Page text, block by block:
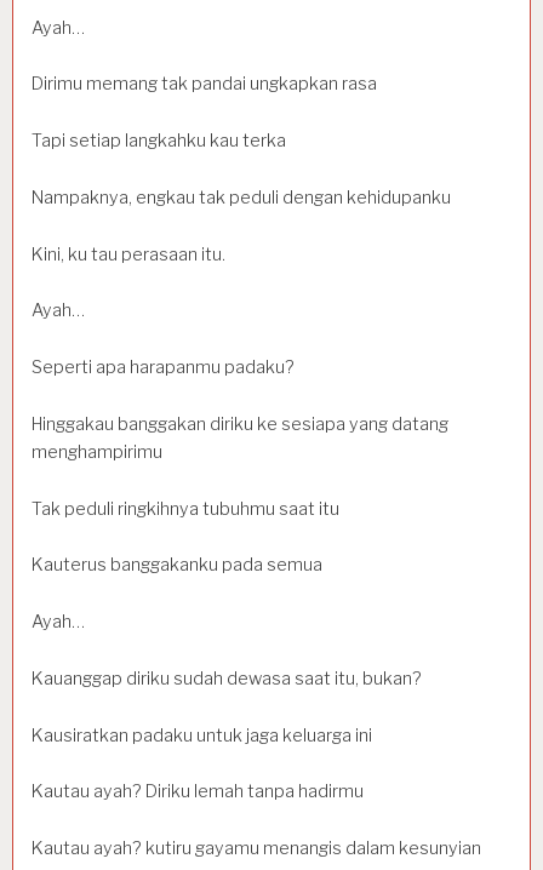
Ayah…
Dirimu memang tak pandai ungkapkan rasa
Tapi setiap langkahku kau terka
Nampaknya, engkau tak peduli dengan kehidupanku
Kini, ku tau perasaan itu.
Ayah…
Seperti apa harapanmu padaku?
Hinggakau banggakan diriku ke sesiapa yang datang
menghampirimu
Tak peduli ringkihnya tubuhmu saat itu
Kauterus banggakanku pada semua
Ayah…
Kauanggap diriku sudah dewasa saat itu, bukan?
Kausiratkan padaku untuk jaga keluarga ini
Kautau ayah? Diriku lemah tanpa hadirmu
Kautau ayah? kutiru gayamu menangis dalam kesunyian